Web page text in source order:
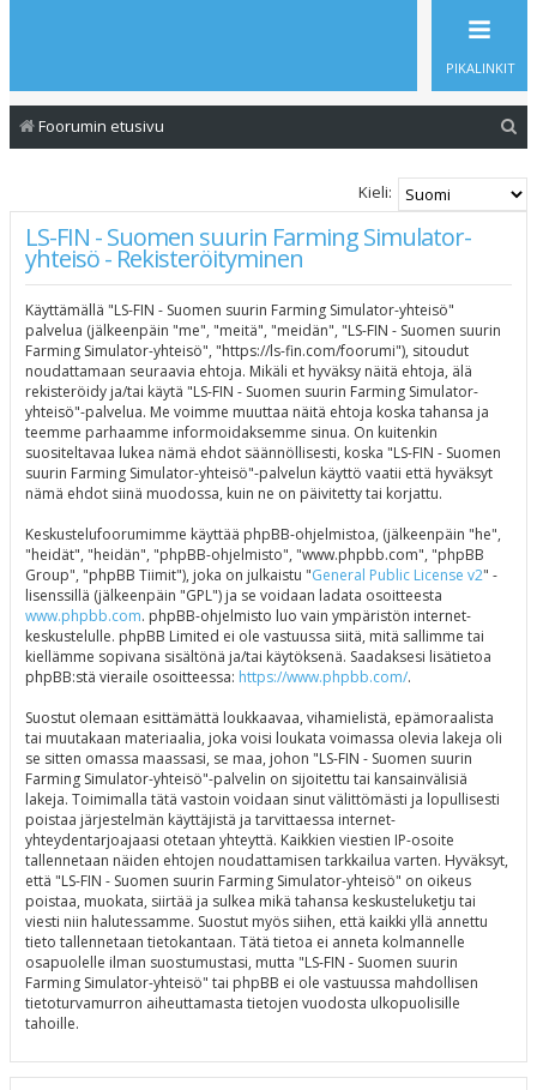
PIKALINKIT
Foorumin etusivu
s
Kieli:
LS-FIN - Suomen suurin Farming Simulator-
yhteisö - Rekisteröityminen
Käyttämällä "LS-FIN - Suomen suurin Farming Simulator-yhteisö"
palvelua (jälkeenpäin "me", "meitä", "meidän", "LS-FIN - Suomen suurin
Farming Simulator-yhteisö", "https://ls-fin.com/foorumi"), sitoudut
noudattamaan seuraavia ehtoja. Mikäli et hyväksy näitä ehtoja, älä
rekisteröidy ja/tai käytä "LS-FIN - Suomen suurin Farming Simulator-
yhteisö"-palvelua. Me voimme muuttaa näitä ehtoja koska tahansa ja
teemme parhaamme informoidaksemme sinua. On kuitenkin
suositeltavaa lukea nämä ehdot säännöllisesti, koska "LS-FIN - Suomen
suurin Farming Simulator-yhteisö"-palvelun käyttö vaatii että hyväksyt
nämä ehdot siinä muodossa, kuin ne on päivitetty tai korjattu.
Keskustelufoorumimme käyttää phpBB-ohjelmistoa, (jälkeenpäin "he",
"heidät", "heidän", "phpBB-ohjelmisto", "www.phpbb.com", "phpBB
Group", "phpBB Tiimit"), joka on julkaistu "General Public License v2" -
lisenssillä (jälkeenpäin "GPL") ja se voidaan ladata osoitteesta
www.phpbb.com. phpBB-ohjelmisto luo vain ympäristön internet-
keskustelulle. phpBB Limited ei ole vastuussa siitä, mitä sallimme tai
kiellämme sopivana sisältönä ja/tai käytöksenä. Saadaksesi lisätietoa
phpBB:stä vieraile osoitteessa: https://www.phpbb.com/.
Suostut olemaan esittämättä loukkaavaa, vihamielistä, epämoraalista
tai muutakaan materiaalia, joka voisi loukata voimassa olevia lakeja oli
se sitten omassa maassasi, se maa, johon "LS-FIN - Suomen suurin
Farming Simulator-yhteisö"-palvelin on sijoitettu tai kansainvälisiä
lakeja. Toimimalla tätä vastoin voidaan sinut välittömästi ja lopullisesti
poistaa järjestelmän käyttäjistä ja tarvittaessa internet-
yhteydentarjoajaasi otetaan yhteyttä. Kaikkien viestien IP-osoite
tallennetaan näiden ehtojen noudattamisen tarkkailua varten. Hyväksyt,
että "LS-FIN - Suomen suurin Farming Simulator-yhteisö" on oikeus
poistaa, muokata, siirtää ja sulkea mikä tahansa keskusteluketju tai
viesti niin halutessamme. Suostut myös siihen, että kaikki yllä annettu
tieto tallennetaan tietokantaan. Tätä tietoa ei anneta kolmannelle
osapuolelle ilman suostumustasi, mutta "LS-FIN - Suomen suurin
Farming Simulator-yhteisö" tai phpBB ei ole vastuussa mahdollisen
tietoturvamurron aiheuttamasta tietojen vuodosta ulkopuolisille
tahoille.